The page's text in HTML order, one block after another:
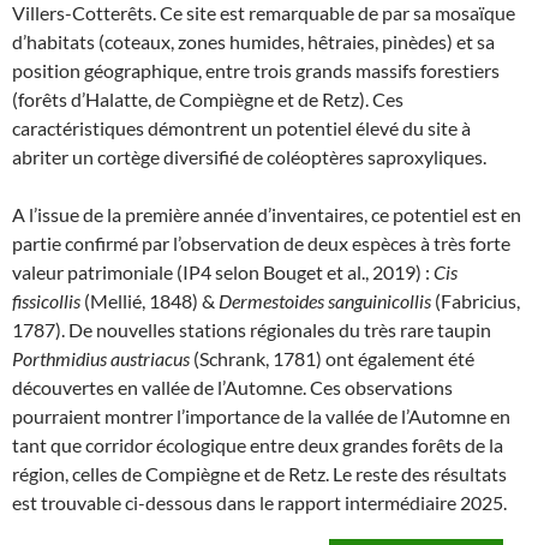
Villers-Cotterêts. Ce site est remarquable de par sa mosaïque
d’habitats (coteaux, zones humides, hêtraies, pinèdes) et sa
position géographique, entre trois grands massifs forestiers
(forêts d’Halatte, de Compiègne et de Retz). Ces
caractéristiques démontrent un potentiel élevé du site à
abriter un cortège diversifié de coléoptères saproxyliques.
A l’issue de la première année d’inventaires, ce potentiel est en
partie confirmé par l’observation de deux espèces à très forte
valeur patrimoniale (IP4 selon Bouget et al., 2019) : Cis
fissicollis (Mellié, 1848) & Dermestoides sanguinicollis (Fabricius,
1787). De nouvelles stations régionales du très rare taupin
Porthmidius austriacus (Schrank, 1781) ont également été
découvertes en vallée de l’Automne. Ces observations
pourraient montrer l’importance de la vallée de l’Automne en
tant que corridor écologique entre deux grandes forêts de la
région, celles de Compiègne et de Retz. Le reste des résultats
est trouvable ci-dessous dans le rapport intermédiaire 2025.